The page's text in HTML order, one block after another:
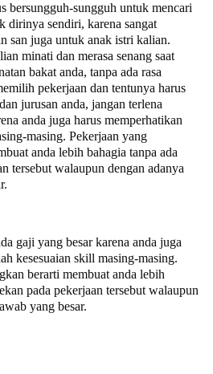
bersungguh-sungguh untuk mencari
dirinya sendiri, karena sangat
san juga untuk anak istri kalian.
minati dan merasa senang saat
bakat anda, tanpa ada rasa
pekerjaan dan tentunya harus
jurusan anda, jangan terlena
anda juga harus memperhatikan
masing. Pekerjaan yang
anda lebih bahagia tanpa ada
tersebut walaupun dengan adanya
gaji yang besar karena anda juga
kesesuaian skill masing-masing.
berarti membuat anda lebih
pada pekerjaan tersebut walaupun
yang besar.